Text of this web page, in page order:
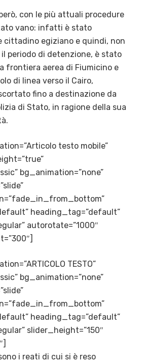
con le più attuali procedure
vano: infatti è stato
cittadino egiziano e quindi, non
periodo di detenzione, è stato
frontiera aerea di Fiumicino e
di linea verso il Cairo,
fino a destinazione da
di Stato, in ragione della sua
testo mobile”
bg_animation=”none”
heading_tag=”default”
autorotate=”1000″
TESTO”
bg_animation=”none”
heading_tag=”default”
slider_height=”150″
i reati di cui si è reso